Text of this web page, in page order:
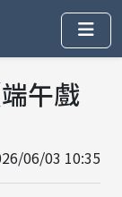
午戲
06/03 10:35